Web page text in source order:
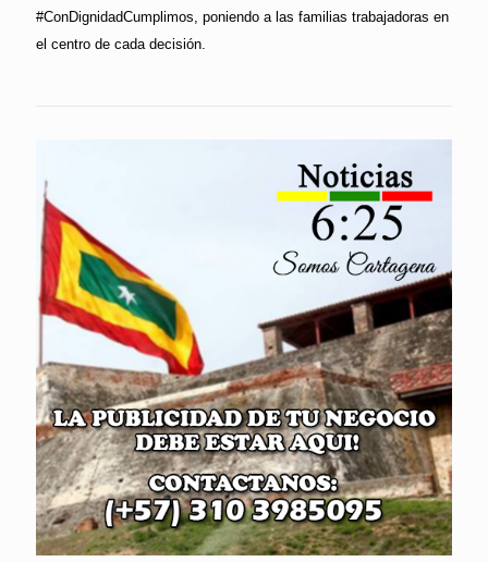
#ConDignidadCumplimos, poniendo a las familias trabajadoras en
el centro de cada decisión.